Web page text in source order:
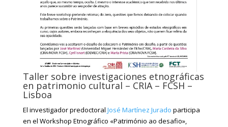
Taller sobre investigaciones etnográficas
en patrimonio cultural – CRIA – FCSH –
Lisboa
El investigador predoctoral José Martínez Jurado participa
en el Workshop Etnográfico «Património ao desafio»,